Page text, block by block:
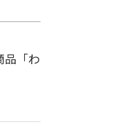
品「わ